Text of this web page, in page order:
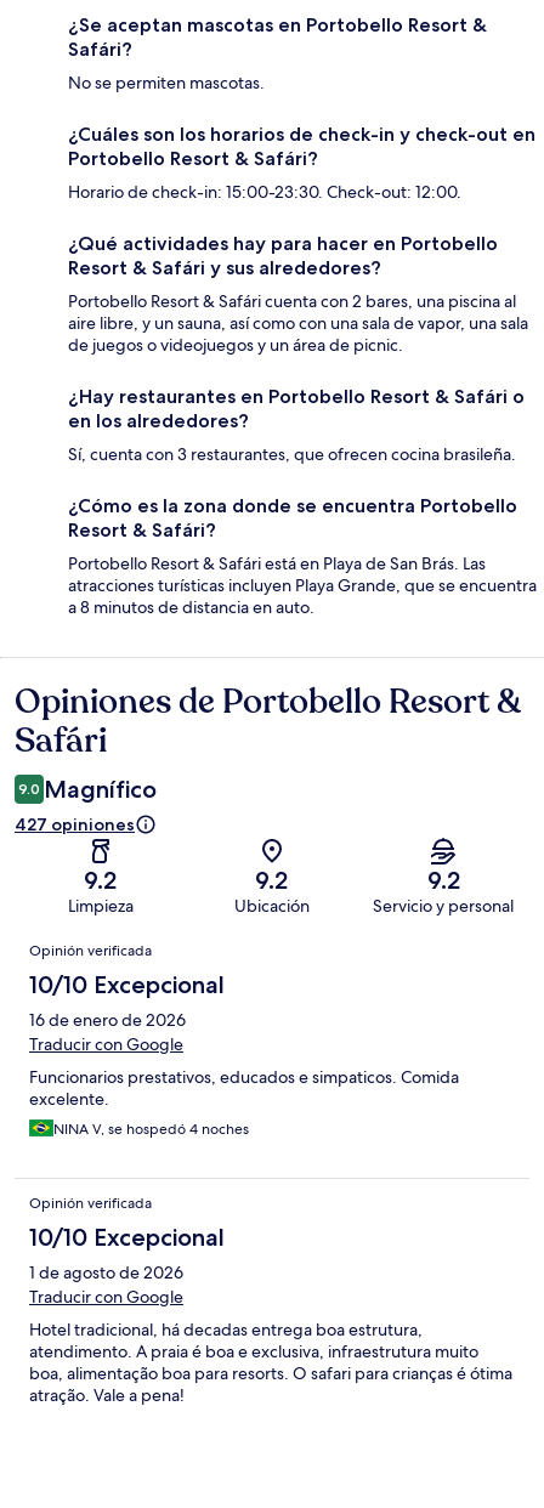
¿Se aceptan mascotas en Portobello Resort &
Safári?
No se permiten mascotas.
¿Cuáles son los horarios de check-in y check-out en
Portobello Resort & Safári?
Horario de check-in: 15:00-23:30. Check-out: 12:00.
¿Qué actividades hay para hacer en Portobello
Resort & Safári y sus alrededores?
Portobello Resort & Safári cuenta con 2 bares, una piscina al
aire libre, y un sauna, así como con una sala de vapor, una sala
de juegos o videojuegos y un área de picnic.
¿Hay restaurantes en Portobello Resort & Safári o
en los alrededores?
Sí, cuenta con 3 restaurantes, que ofrecen cocina brasileña.
¿Cómo es la zona donde se encuentra Portobello
Resort & Safári?
Portobello Resort & Safári está en Playa de San Brás. Las
atracciones turísticas incluyen Playa Grande, que se encuentra
a 8 minutos de distancia en auto.
Opiniones
Opiniones de Portobello Resort &
Safári
9.0 Magnífico
427 opiniones
9.2
Limpieza
9.2
Ubicación
9.2
Servicio y personal
Opiniones
Opinión verificada
10/10 Excepcional
16 de enero de 2026
Traducir con Google
Funcionarios prestativos, educados e simpaticos. Comida
excelente.
NINA V, se hospedó 4 noches
Opinión verificada
10/10 Excepcional
1 de agosto de 2026
Traducir con Google
Hotel tradicional, há decadas entrega boa estrutura,
atendimento. A praia é boa e exclusiva, infraestrutura muito
boa, alimentação boa para resorts. O safari para crianças é ótima
atração. Vale a pena!